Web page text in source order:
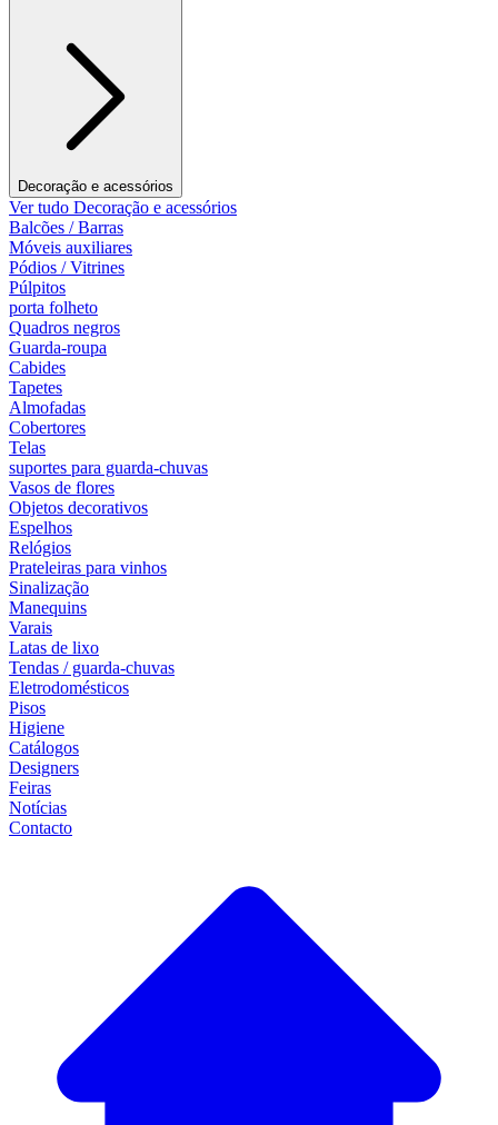
Decoração e acessórios
Ver tudo Decoração e acessórios
Balcões / Barras
Móveis auxiliares
Pódios / Vitrines
Púlpitos
porta folheto
Quadros negros
Guarda-roupa
Cabides
Tapetes
Almofadas
Cobertores
Telas
suportes para guarda-chuvas
Vasos de flores
Objetos decorativos
Espelhos
Relógios
Prateleiras para vinhos
Sinalização
Manequins
Varais
Latas de lixo
Tendas / guarda-chuvas
Eletrodomésticos
Pisos
Higiene
Catálogos
Designers
Feiras
Notícias
Contacto